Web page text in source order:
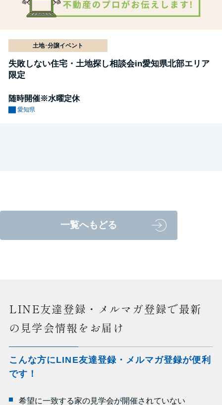
土地･分譲イベント
失敗しない住宅・土地探し相談会in愛知県北部エリア
限定
随時開催※水曜定休
愛知県
一覧へもどる
LINE友達登録・メルマガ登録で最新
の見学会情報をお届け
こんな方にLINE友達登録・メルマガ登録が便利
です！
希望に一致する家の見学会が開催されていない